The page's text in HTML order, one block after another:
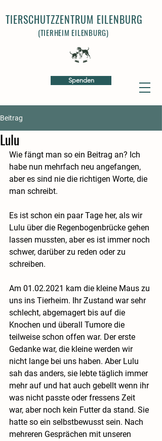
Spenden
TIERSCHUTZZENTRUM EILENBURG
(TIERHEIM EILENBURG)
Beitrag
Lulu
Wie fängt man so ein Beitrag an? Ich
habe nun mehrfach neu angefangen,
aber es sind nie die richtigen Worte, die
man schreibt.
Es ist schon ein paar Tage her, als wir
Lulu über die Regenbogenbrücke gehen
lassen mussten, aber es ist immer noch
schwer, darüber zu reden oder zu
schreiben.
Am 01.02.2021 kam die kleine Maus zu
uns ins Tierheim. Ihr Zustand war sehr
schlecht, abgemagert bis auf die
Knochen und überall Tumore die
teilweise schon offen war. Der erste
Gedanke war, die kleine werden wir
nicht lange bei uns haben. Aber Lulu
sah das anders, sie lebte täglich immer
mehr auf und hat auch gebellt wenn ihr
was nicht passte oder fressens Zeit
war, aber noch kein Futter da stand. Sie
hatte so ein selbstbewusst sein. Nach
mehreren Gesprächen mit unseren